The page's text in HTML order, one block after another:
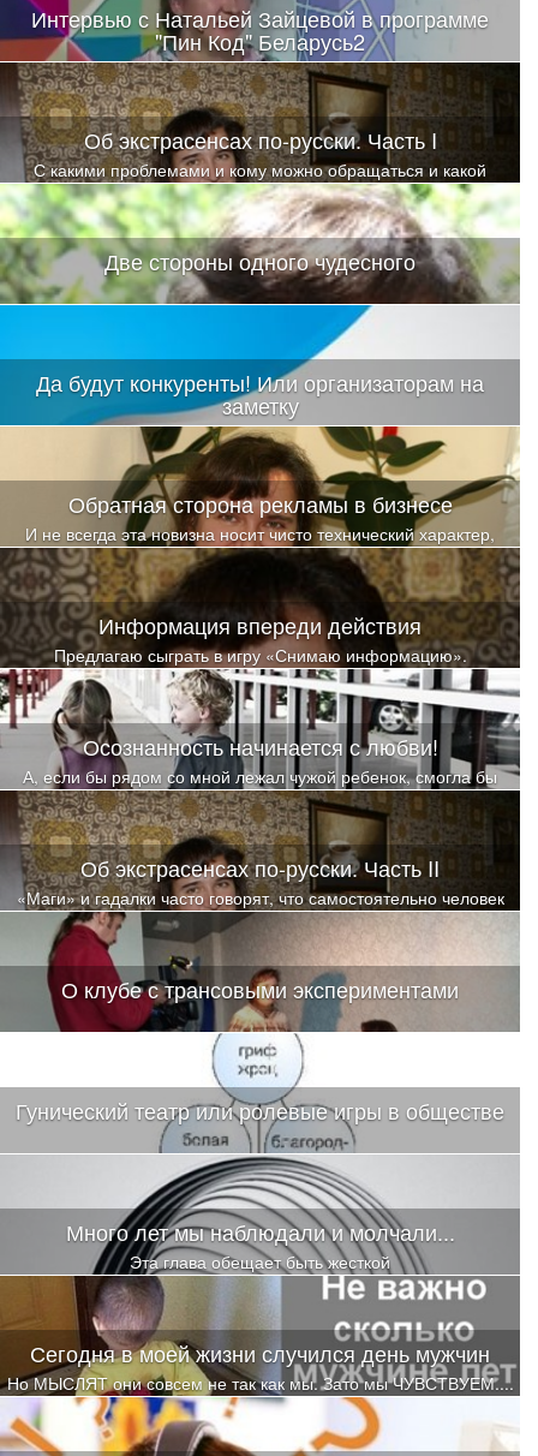
Интервью с Натальей Зайцевой в программе
"Пин Код" Беларусь2
Об экстрасенсах по-русски. Часть I
С какими проблемами и кому можно обращаться и какой
помощи ожидать?
Две стороны одного чудесного
Да будут конкуренты! Или организаторам на
заметку
В связи с чем и родилась идея поделиться опытом, чтобы была
возможность избежать «граблей» и попаданий на этапе
организации семинаров
Обратная сторона рекламы в бизнесе
И не всегда эта новизна носит чисто технический характер,
иногда психологическая составляющая становится решающей
при выборе того или иного товара
Информация впереди действия
Предлагаю сыграть в игру «Снимаю информацию».
Осознанность начинается с любви!
А, если бы рядом со мной лежал чужой ребенок, смогла бы
так? Так глубоко и искренне, от всего сердца любить?
Об экстрасенсах по-русски. Часть II
«Маги» и гадалки часто говорят, что самостоятельно человек
не может справиться с «порчами и проклятьями», а ритуалы у
обычного человека действовать не будут. Так ли это?
О клубе с трансовыми экспериментами
Гунический театр или ролевые игры в обществе
Много лет мы наблюдали и молчали...
Эта глава обещает быть жесткой
Сегодня в моей жизни случился день мужчин
Но МЫСЛЯТ они совсем не так как мы. Зато мы ЧУВСТВУЕМ....